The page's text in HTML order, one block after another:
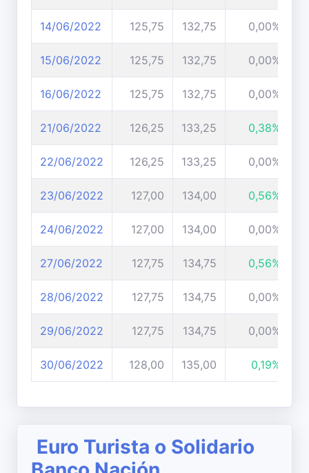
14/06/2022 125,75 132,75 0,00%
15/06/2022 125,75 132,75 0,00%
16/06/2022 125,75 132,75 0,00%
21/06/2022 126,25 133,25 0,38%
22/06/2022 126,25 133,25 0,00%
23/06/2022 127,00 134,00 0,56%
24/06/2022 127,00 134,00 0,00%
27/06/2022 127,75 134,75 0,56%
28/06/2022 127,75 134,75 0,00%
29/06/2022 127,75 134,75 0,00%
30/06/2022 128,00 135,00 0,19%
Euro Turista o Solidario